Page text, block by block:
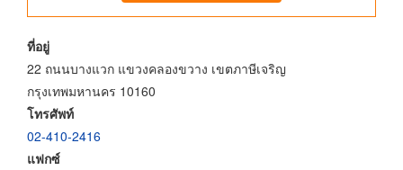
ที่อยู่
22 ถนนบางแวก แขวงคลองขวาง เขตภาษีเจริญ
กรุงเทพมหานคร 10160
โทรศัพท์
02-410-2416
แฟกซ์